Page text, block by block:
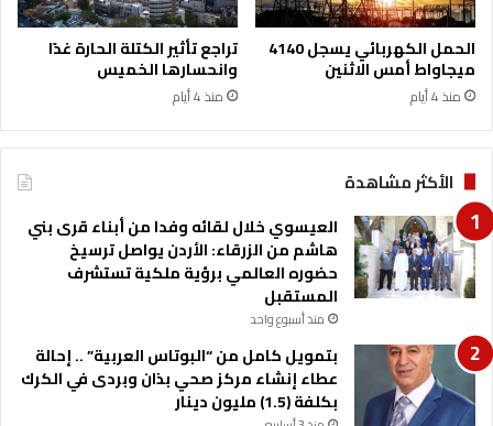
و
ع
ص
ي
ا
ن
ة
ا
ل
س
ك
ن
ا
و
ظ
ي
ف
ع
ة
ل
ل
ق
و
ا
ت
ا
ل
ج
و
ي
ا
ل
ص
الحمل الكهربائي يسجل 4140
ميجاواط أمس الاثنين
منذ 4 أيام
تراجع تأثير الكتلة الحارة غدًا
وانحسارها الخميس
منذ 4 أيام
الأكثر مشاهدة
العيسوي خلال لقائه وفدا من أبناء قرى بني
هاشم من الزرقاء: الأردن يواصل ترسيخ
حضوره العالمي برؤية ملكية تستشرف
المستقبل
منذ أسبوع واحد
بتمويل كامل من “البوتاس العربية” .. إحالة
عطاء إنشاء مركز صحي بذان وبردى في الكرك
بكلفة (1.5) مليون دينار